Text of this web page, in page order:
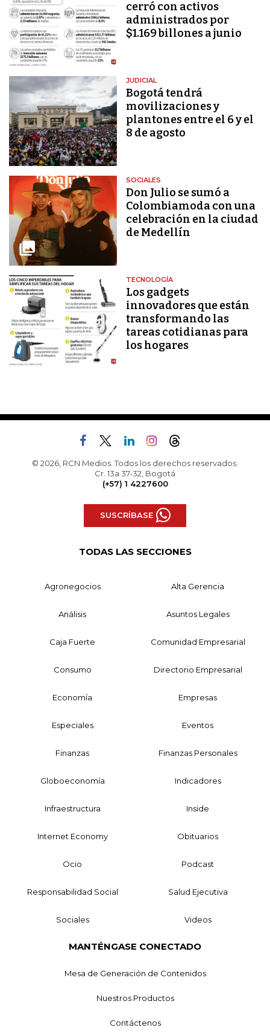
cerró con activos
administrados por
$1.169 billones a junio
JUDICIAL
Bogotá tendrá
movilizaciones y
plantones entre el 6 y el
8 de agosto
SOCIALES
Don Julio se sumó a
Colombiamoda con una
celebración en la ciudad
de Medellín
TECNOLOGÍA
Los gadgets
innovadores que están
transformando las
tareas cotidianas para
los hogares
© 2026, RCN Medios. Todos los derechos reservados.
Cr. 13a 37-32, Bogotá
(+57) 1 4227600
SUSCRÍBASE
TODAS LAS SECCIONES
Agronegocios Alta Gerencia
Análisis Asuntos Legales
Caja Fuerte Comunidad Empresarial
Consumo Directorio Empresarial
Economía Empresas
Especiales Eventos
Finanzas Finanzas Personales
Globoeconomía Indicadores
Infraestructura Inside
Internet Economy Obituarios
Ocio Podcast
Responsabilidad Social Salud Ejecutiva
Sociales Videos
MANTÉNGASE CONECTADO
Mesa de Generación de Contenidos
Nuestros Productos
Contáctenos